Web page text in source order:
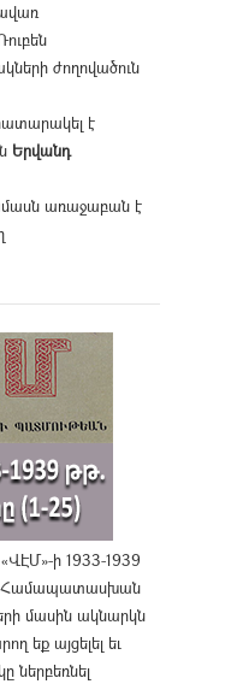
ժողովածուն
է
Երվանդ
առաջաբան է
ի 1933-1939
Համապատասխան
մասին ակնարկն
եք այցելել եւ
ներբեռնել